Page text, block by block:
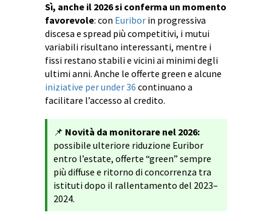
Sì, anche il 2026 si conferma un momento
favorevole: con Euribor in progressiva
discesa e spread più competitivi, i mutui
variabili risultano interessanti, mentre i
fissi restano stabili e vicini ai minimi degli
ultimi anni. Anche le offerte green e alcune
iniziative per under 36 continuano a
facilitare l’accesso al credito.
📌 Novità da monitorare nel 2026:
possibile ulteriore riduzione Euribor
entro l’estate, offerte “green” sempre
più diffuse e ritorno di concorrenza tra
istituti dopo il rallentamento del 2023–
2024.